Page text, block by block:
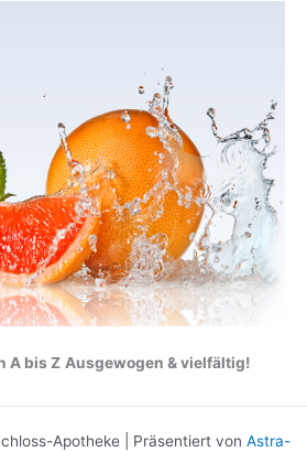
A bis Z Ausgewogen & vielfältig!
Apotheke | Präsentiert von Astra-